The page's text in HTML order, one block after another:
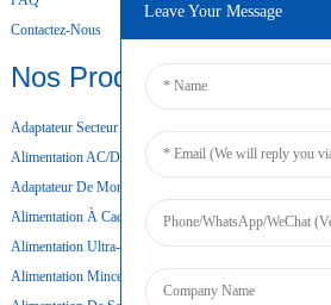
Contactez-Nous
Nos Produits
Adaptateur Secteur De Bureau
Alimentation AC/DC
Adaptateur De Montage Mural
Alimentation À Cadre Ouvert
Alimentation Ultra-Mince
Alimentation Mince
Leave Your Message